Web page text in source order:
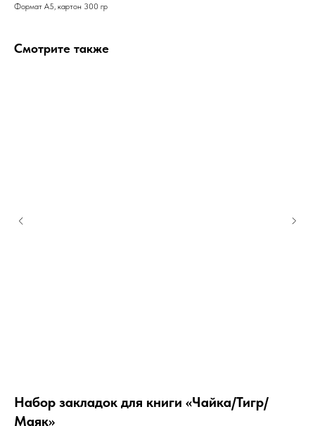
Формат А5, картон 300 гр
Смотрите также
Набор закладок для книги «Чайка/Тигр/
Маяк»